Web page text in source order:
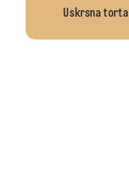
Uskrsna torta